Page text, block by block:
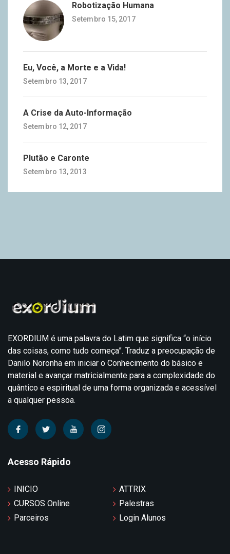
Robotização Humana
Setembro 15, 2017
Eu, Você, a Morte e a Vida!
Setembro 13, 2017
A Crise da Auto-Informação
Setembro 12, 2017
Plutão e Caronte
Setembro 13, 2013
EXORDIUM é uma palavra do Latim que significa “o início
das coisas, como tudo começa”. Traduz a preocupação de
Danilo Noronha em iniciar o Conhecimento do básico e
material e avançar matricialmente para a complexidade do
quântico e espiritual de uma forma organizada e acessível
a qualquer pessoa.
Acesso Rápido
INICIO
ATTRIX
CURSOS Online
Palestras
Parceiros
Login Alunos